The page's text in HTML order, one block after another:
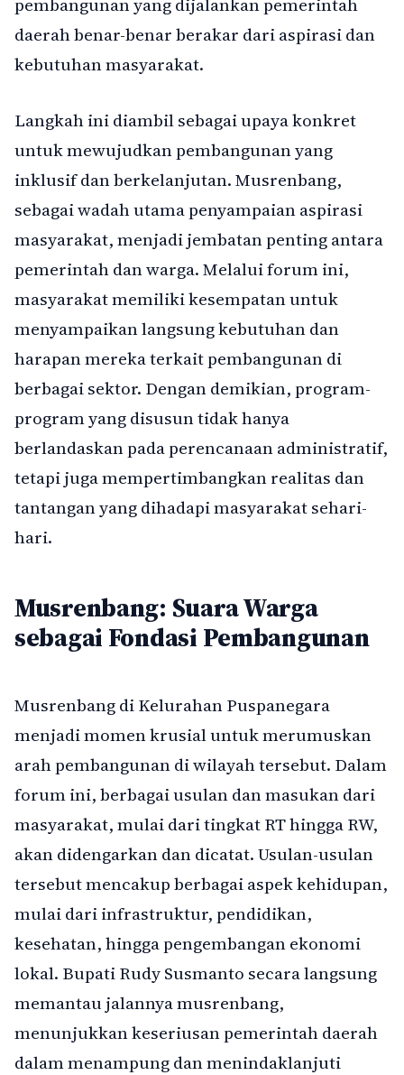
pembangunan yang dijalankan pemerintah
daerah benar-benar berakar dari aspirasi dan
kebutuhan masyarakat.
Langkah ini diambil sebagai upaya konkret
untuk mewujudkan pembangunan yang
inklusif dan berkelanjutan. Musrenbang,
sebagai wadah utama penyampaian aspirasi
masyarakat, menjadi jembatan penting antara
pemerintah dan warga. Melalui forum ini,
masyarakat memiliki kesempatan untuk
menyampaikan langsung kebutuhan dan
harapan mereka terkait pembangunan di
berbagai sektor. Dengan demikian, program-
program yang disusun tidak hanya
berlandaskan pada perencanaan administratif,
tetapi juga mempertimbangkan realitas dan
tantangan yang dihadapi masyarakat sehari-
hari.
Musrenbang: Suara Warga
sebagai Fondasi Pembangunan
Musrenbang di Kelurahan Puspanegara
menjadi momen krusial untuk merumuskan
arah pembangunan di wilayah tersebut. Dalam
forum ini, berbagai usulan dan masukan dari
masyarakat, mulai dari tingkat RT hingga RW,
akan didengarkan dan dicatat. Usulan-usulan
tersebut mencakup berbagai aspek kehidupan,
mulai dari infrastruktur, pendidikan,
kesehatan, hingga pengembangan ekonomi
lokal. Bupati Rudy Susmanto secara langsung
memantau jalannya musrenbang,
menunjukkan keseriusan pemerintah daerah
dalam menampung dan menindaklanjuti